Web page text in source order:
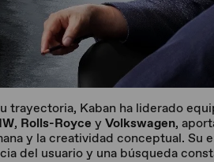
trayectoria, Kaban ha liderado
, Rolls-Royce yVolkswagen,
y la creatividad conceptual.
del usuario y una búsqueda